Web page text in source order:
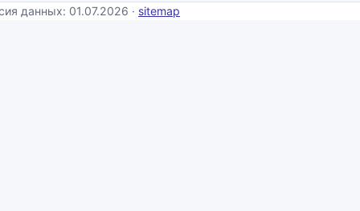
данных: 01.07.2026 · sitemap